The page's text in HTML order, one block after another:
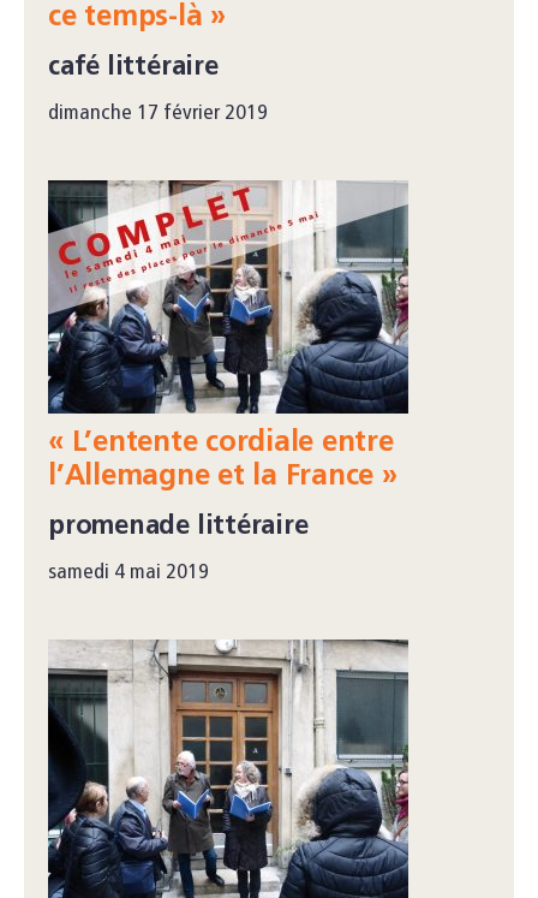
ce temps-là »
café littéraire
dimanche 17 février 2019
« L’entente cordiale entre
l’Allemagne et la France »
promenade littéraire
samedi 4 mai 2019